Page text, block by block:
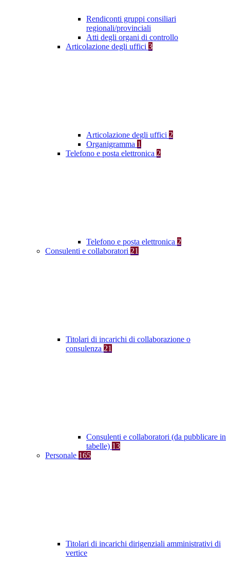
Rendiconti gruppi consiliari
regionali/provinciali
Atti degli organi di controllo
Articolazione degli uffici 3
Articolazione degli uffici 2
Organigramma 1
Telefono e posta elettronica 2
Telefono e posta elettronica 2
Consulenti e collaboratori 21
Titolari di incarichi di collaborazione o
consulenza 21
Consulenti e collaboratori (da pubblicare in
tabelle) 13
Personale 165
Titolari di incarichi dirigenziali amministrativi di
vertice